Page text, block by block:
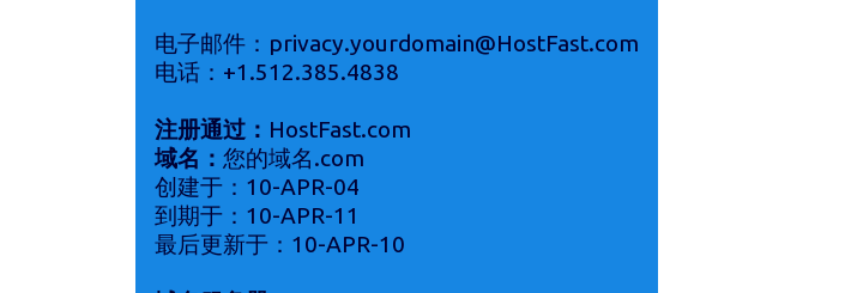
电子邮件：privacy.yourdomain@HostFast.com
电话：+1.512.385.4838
注册通过： HostFast.com
域名： 您的域名.com
创建于：10-APR-04
到期于：10-APR-11
最后更新于：10-APR-10